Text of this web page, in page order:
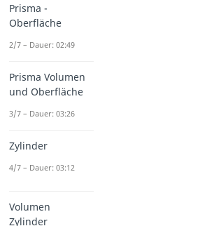
Prisma -
Oberfläche
2/7 – Dauer: 02:49
Prisma Volumen
und Oberfläche
3/7 – Dauer: 03:26
Zylinder
4/7 – Dauer: 03:12
Volumen
Zylinder